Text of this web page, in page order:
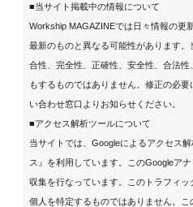
■当サイト掲載中の情報について
Workship MAGAZINEでは日々情報の更
最新のものと異なる可能性があります
合性、完全性、正確性、安全性、合法
もするものではありません。修正の必
い合わせ窓口よりお知らせください。
■アクセス解析ツールについて
当サイトでは、Googleによるアクセス
ス』を利用しています。このGoogleア
収集を行なっています。このトラフィッ
個人を特定するものではありません。